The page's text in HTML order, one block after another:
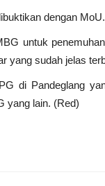
dengan MoU.
untuk
yang sudah jelas
di Pandeglang
yang lain. (Red)